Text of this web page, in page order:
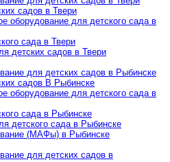
садов в Твери
оборудование для детского сада в
сада в Твери
детских садов в Твери
для детских садов в Рыбинске
садов В Рыбинске
оборудование для детского сада в
сада в Рыбинске
детского сада в Рыбинске
(МАФы) в Рыбинске
для детских садов в